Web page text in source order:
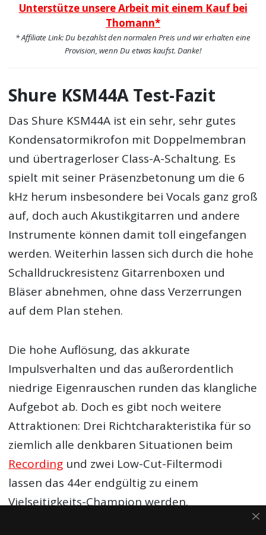
Unterstütze unsere Arbeit mit einem Kauf bei
Thomann*
* Affiliate Link: Du bezahlst den normalen Preis und wir erhalten eine
Provision, wenn Du etwas kaufst. Danke!
Shure KSM44A Test-Fazit
Das Shure KSM44A ist ein sehr, sehr gutes
Kondensatormikrofon mit Doppelmembran
und übertragerloser Class-A-Schaltung. Es
spielt mit seiner Präsenzbetonung um die 6
kHz herum insbesondere bei Vocals ganz groß
auf, doch auch Akustikgitarren und andere
Instrumente können damit toll eingefangen
werden. Weiterhin lassen sich durch die hohe
Schalldruckresistenz Gitarrenboxen und
Bläser abnehmen, ohne dass Verzerrungen
auf dem Plan stehen.
Die hohe Auflösung, das akkurate
Impulsverhalten und das außerordentlich
niedrige Eigenrauschen runden das klangliche
Aufgebot ab. Doch es gibt noch weitere
Attraktionen: Drei Richtcharakteristika für so
ziemlich alle denkbaren Situationen beim
Recording und zwei Low-Cut-Filtermodi
lassen das 44er endgültig zu einem
Vielseitigkeits-Champion werden.